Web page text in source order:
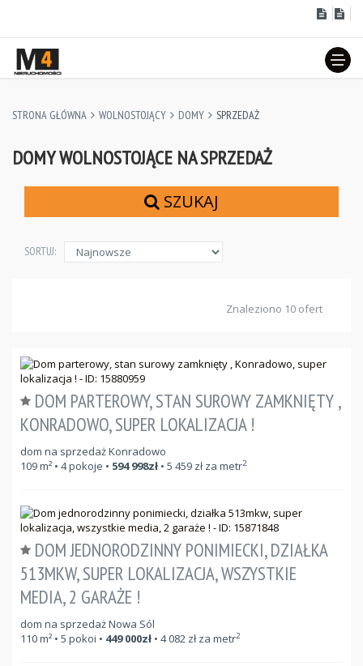
STRONA GŁÓWNA WOLNOSTOJĄCY DOMY SPRZEDAŻ
DOMY WOLNOSTOJĄCE NA SPRZEDAŻ
SZUKAJ
SORTUJ:
Znaleziono 10 ofert
DOM PARTEROWY, STAN SUROWY ZAMKNIĘTY ,
KONRADOWO, SUPER LOKALIZACJA !
dom na sprzedaż Konradowo
109m² • 4 pokoje • 594 998zł • 5 459 zł za metr2
DOM JEDNORODZINNY PONIMIECKI, DZIAŁKA
513MKW, SUPER LOKALIZACJA, WSZYSTKIE
MEDIA, 2 GARAŻE !
dom na sprzedaż Nowa Sól
110m² • 5 pokoi • 449 000zł • 4 082 zł za metr2